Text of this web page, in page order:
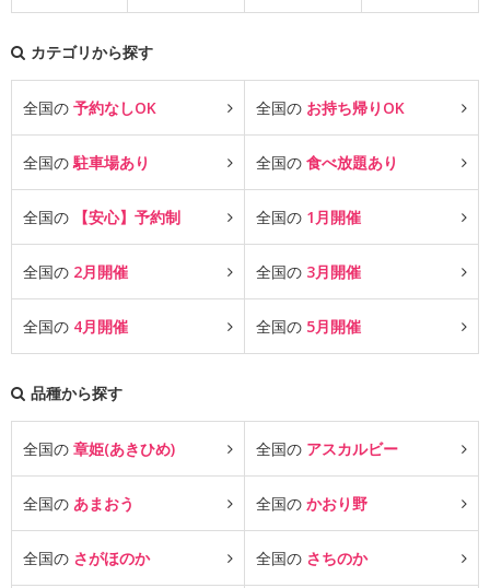
カテゴリから探す
全国の 予約なしOK 全国の お持ち帰りOK
全国の駐車場あり 全国の 食べ放題あり
全国の 【安心】予約制 全国の 1月開催
全国の 2月開催 全国の 3月開催
全国の 4月開催 全国の 5月開催
品種から探す
全国の 章姫(あきひめ) 全国の アスカルビー
全国の あまおう 全国の かおり野
全国の さがほのか 全国の さちのか